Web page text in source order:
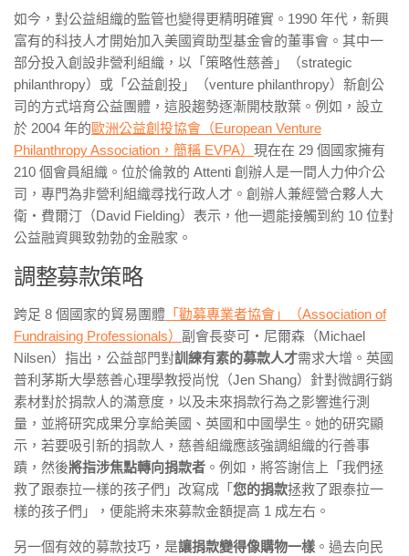
如今，對公益組織的監管也變得更精明確實。1990 年代，新興
富有的科技人才開始加入美國資助型基金會的董事會。其中一
部分投入創設非營利組織，以「策略性慈善」（strategic
philanthropy）或「公益創投」（venture philanthropy）新創公
司的方式培育公益團體，這股趨勢逐漸開枝散葉。例如，設立
於 2004 年的歐洲公益創投協會（European Venture
Philanthropy Association，簡稱 EVPA） 現在在 29 個國家擁有
210 個會員組織。位於倫敦的 Attenti 創辦人是一間人力仲介公
司，專門為非營利組織尋找行政人才。創辦人兼經營合夥人大
衛・費爾汀（David Fielding）表示，他一週能接觸到約 10 位對
公益融資興致勃勃的金融家。
調整募款策略
跨足 8 個國家的貿易團體 「勸募專業者協會」（Association of
Fundraising Professionals） 副會長麥可・尼爾森（Michael
Nilsen）指出，公益部門對訓練有素的募款人才需求大增。英國
普利茅斯大學慈善心理學教授尚悅（Jen Shang）針對微調行銷
素材對於捐款人的滿意度，以及未來捐款行為之影響進行測
量，並將研究成果分享給美國、英國和中國學生。她的研究顯
示，若要吸引新的捐款人，慈善組織應該強調組織的行善事
蹟，然後將指涉焦點轉向捐款者 。例如，將答謝信上「我們拯
救了跟泰拉一樣的孩子們」改寫成「 您的捐款拯救了跟泰拉一
樣的孩子們」，便能將未來募款金額提高 1 成左右。
另一個有效的募款技巧，是讓捐款變得像購物一樣 。過去向民